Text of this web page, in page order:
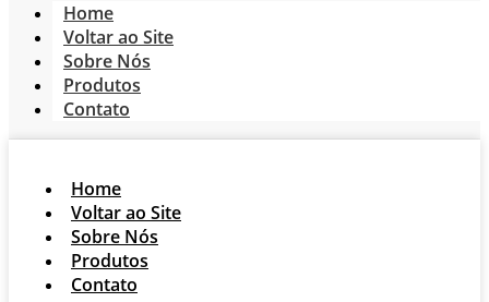
Home
Voltar ao Site
Sobre Nós
Produtos
Contato
Home
Voltar ao Site
Sobre Nós
Produtos
Contato